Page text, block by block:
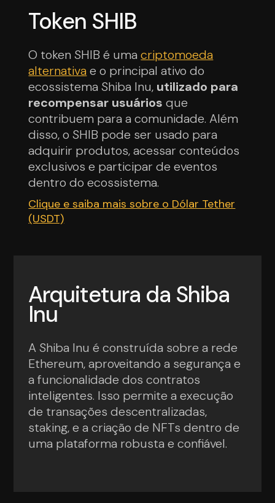
Token SHIB
O token SHIB é umacriptomoeda
alternativae o principal ativo do
ecossistema Shiba Inu, utilizado para
recompensar usuários que
contribuem para a comunidade. Além
disso, o SHIB pode ser usado para
adquirir produtos, acessar conteúdos
exclusivos e participar de eventos
dentro do ecossistema.
Clique e saiba mais sobre o Dólar Tether
(USDT)
Arquitetura da Shiba
Inu
A Shiba Inu é construída sobre a rede
Ethereum, aproveitando a segurança e
a funcionalidade dos contratos
inteligentes. Isso permite a execução
de transações descentralizadas,
staking, e a criação de NFTs dentro de
uma plataforma robusta e confiável.